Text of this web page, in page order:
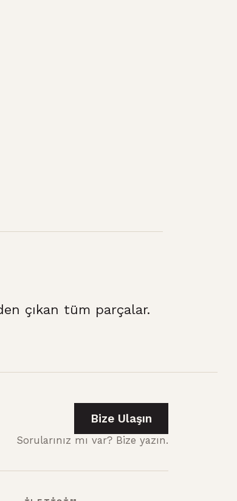
çıkan tüm parçalar.
Bize Ulaşın
Sorularınız mı var? Bize yazın.